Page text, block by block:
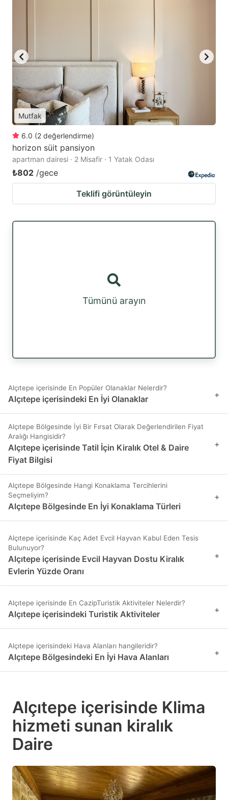
Mutfak
6.0 (2 değerlendirme)
horizon süit pansiyon
apartman dairesi · 2 Misafir · 1 Yatak Odası
₺802 /gece
Teklifi görüntüleyin
Tümünü arayın
Alçıtepe içerisinde En Popüler Olanaklar Nelerdir?
Alçıtepe içerisindeki En İyi Olanaklar +
Alçıtepe Bölgesinde İyi Bir Fırsat Olarak Değerlendirilen Fiyat
Aralığı Hangisidir?
Alçıtepe içerisinde Tatil İçin Kiralık Otel & Daire
Fiyat Bilgisi
+
Alçıtepe Bölgesinde Hangi Konaklama Tercihlerini
Seçmeliyim?
Alçıtepe Bölgesinde En İyi Konaklama Türleri
+
Alçıtepe içerisinde Kaç Adet Evcil Hayvan Kabul Eden Tesis
Bulunuyor?
Alçıtepe içerisinde Evcil Hayvan Dostu Kiralık
Evlerin Yüzde Oranı
+
Alçıtepe içerisinde En CazipTuristik Aktiviteler Nelerdir?
Alçıtepe içerisindeki Turistik Aktiviteler +
Alçıtepe içerisindeki Hava Alanları hangileridir?
Alçıtepe Bölgesindeki En İyi Hava Alanları +
Alçıtepe içerisinde Klima
hizmeti sunan kiralık
Daire